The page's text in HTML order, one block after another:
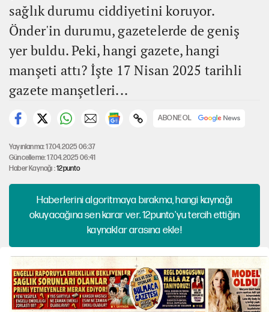
sağlık durumu ciddiyetini koruyor.
Önder'in durumu, gazetelerde de geniş
yer buldu. Peki, hangi gazete, hangi
manşeti attı? İşte 17 Nisan 2025 tarihli
gazete manşetleri...
ABONE OL
Yayınlanma: 17.04.2025 06:37
Güncelleme: 17.04.2025 06:41
Haber Kaynağı :12punto
Haberlerini algoritmaya bırakma, hangi kaynağı
okuyacağına sen karar ver. 12punto'yu tercih ettiğin
kaynaklar arasına ekle!